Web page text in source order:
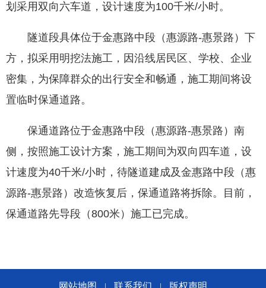
划采用双向六车道，设计速度为100千米/小时。
隧道段具体位于金惠路中段（惠源路-惠景路）下
方，拟采用明挖法施工，因沿线居民区、学校、企业
密集，为保障群众的出行安全和畅通，施工期间将设
置临时保通道路。
保通道路位于金惠路中段（惠源路-惠景路）南
侧，按照施工设计方案，施工期间为双向四车道，设
计速度为40千米/小时，待隧道建成及金惠路中段（惠
源路-惠景路）改造恢复后，保通道路将拆除。目前，
保通道路先导段（800米）施工已完成。